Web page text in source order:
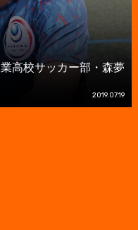
高校サッカー部・森夢
2019.07.19